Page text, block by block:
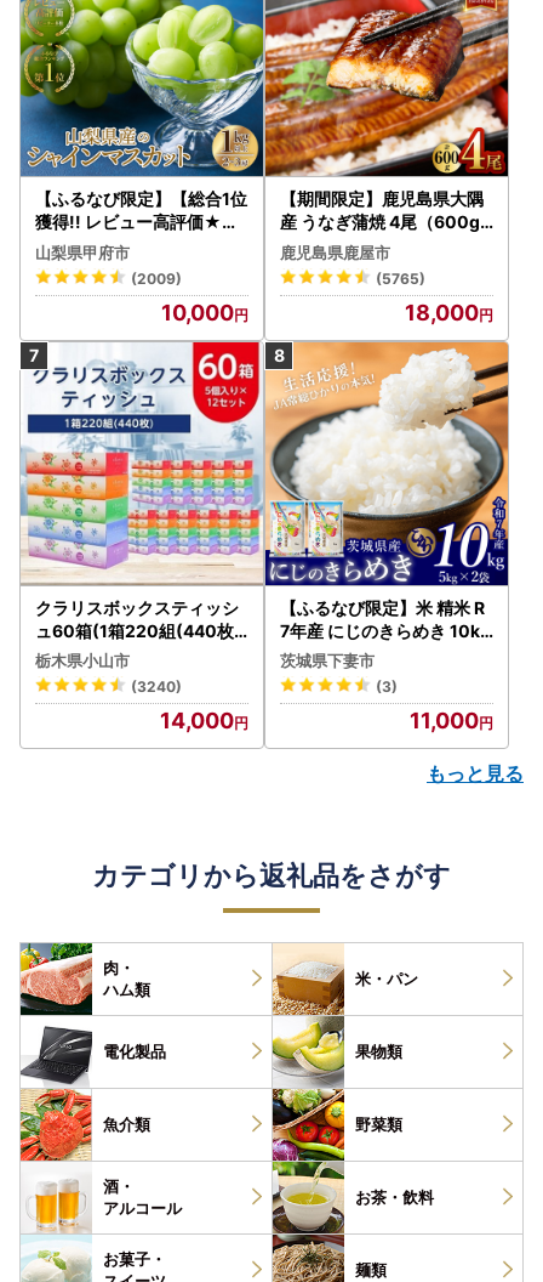
【ふるなび限定】【総合1位
獲得!! レビュー高評価★】
〈2026年度配送分〉山梨
県産 シャインマスカット 2
～3房（1.0kg以上）シャイ
ン フルーツ FN-Limited-S
P
山梨県甲府市
(2009)
10,000
【期間限定】鹿児島県大隅
産 うなぎ蒲焼 4尾（600g
） KN007-004-04-cp18
うなぎ 鰻 魚 惣菜 総菜
鹿児島県鹿屋市
(5765)
18,000
クラリスボックスティッシ
ュ60箱(1箱220組(440枚))
(5個入り×12セット)【配送
不可地域：離島・沖縄県】
【1256759】
栃木県小山市
(3240)
14,000
【ふるなび限定】米 精米 R
7年産 にじのきらめき 10kg
10月 FN-Limited-PR
茨城県下妻市
(3)
11,000
もっと見る
カテゴリから返礼品をさがす
肉・
ハム類
米・パン
電化製品 果物類
魚介類 野菜類
酒・
アルコール
お茶・ 飲料
お菓子・
麺類